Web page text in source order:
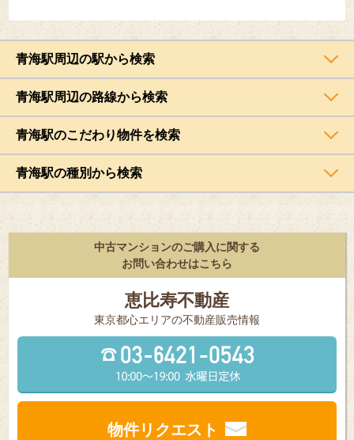
青海駅周辺の駅から検索
青海駅周辺の路線から検索
青海駅のこだわり物件を検索
青海駅の種別から検索
中古マンションのご購入に関する
お問い合わせはこちら
恵比寿不動産
東京都⼼エリアの不動産販売情報
物件リクエスト